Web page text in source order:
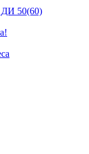
ДИ 50(60)